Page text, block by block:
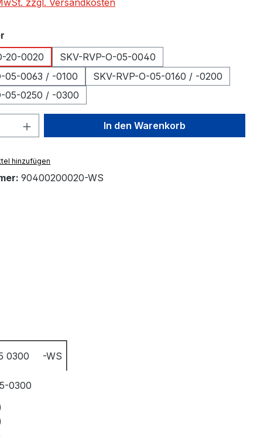
zzgl. Versandkosten
20-0020
SKV-RVP-O-05-0040
05-0063 / -0100
SKV-RVP-O-05-0160 / -0200
05-0250 / -0300
Anzahl: Gib den gewünschten Wert
In den Warenkorb
hinzufügen
90400200020-WS
0300
-WS
0300